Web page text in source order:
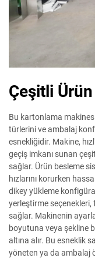
Çeşitli
Bu kartonlama
türlerini ve ambalaj
esnekliğidir. Makine,
geçiş imkanı sunan
sağlar. Ürün besleme
hızlarını korurken
dikey yükleme
yerleştirme seçenekleri,
sağlar. Makinenin
boyutuna veya şekline
altına alır. Bu esneklik
yöneten ya da ambalaj